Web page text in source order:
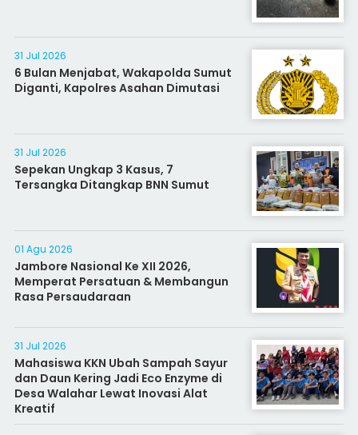
31 Jul 2026
6 Bulan Menjabat, Wakapolda Sumut
Diganti, Kapolres Asahan Dimutasi
31 Jul 2026
Sepekan Ungkap 3 Kasus, 7
Tersangka Ditangkap BNN Sumut
01 Agu 2026
Jambore Nasional Ke XII 2026,
Memperat Persatuan & Membangun
Rasa Persaudaraan
31 Jul 2026
Mahasiswa KKN Ubah Sampah Sayur
dan Daun Kering Jadi Eco Enzyme di
Desa Walahar Lewat Inovasi Alat
Kreatif